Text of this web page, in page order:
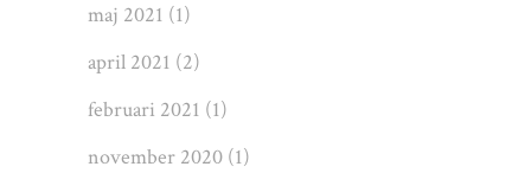
maj 2021 (1)
april 2021 (2)
februari 2021 (1)
november 2020 (1)